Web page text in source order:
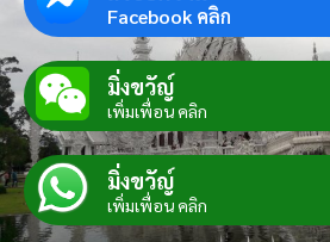
Facebook คลิก
มิ่งขวัญ์
เพิ่มเพื่อน คลิก
มิ่งขวัญ์
เพิ่มเพื่อน คลิก